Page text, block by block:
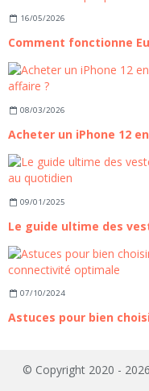
16/05/2026
08/03/2026
09/01/2025
07/10/2024
© Copyright 2020 -